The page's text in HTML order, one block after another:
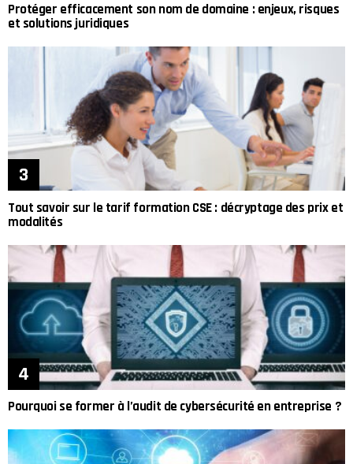
Protéger efficacement son nom de domaine : enjeux, risques
et solutions juridiques
Tout savoir sur le tarif formation CSE : décryptage des prix et
modalités
Pourquoi se former à l’audit de cybersécurité en entreprise ?